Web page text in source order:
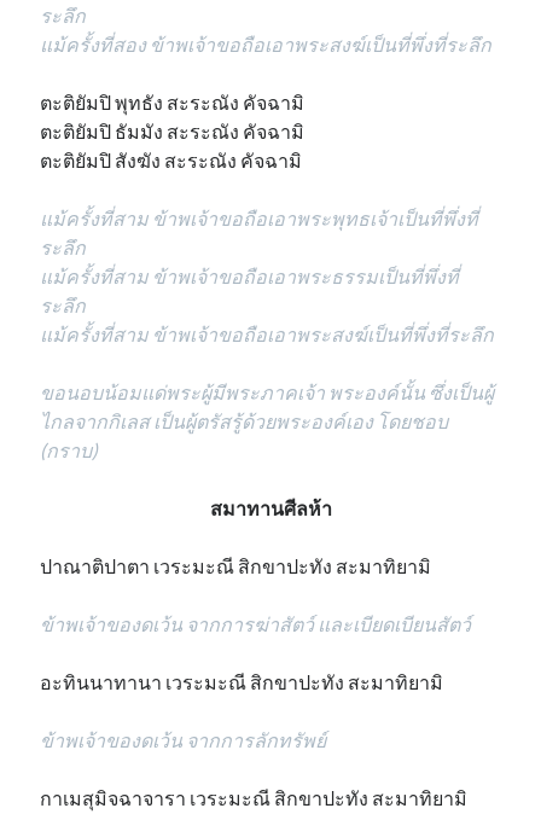
ระลึก
แม้ครั้งที่สอง ข้าพเจ้าขอถือเอาพระสงฆ์เป็นที่พึ่งที่ระลึก
ตะติยัมปิ พุทธัง สะระณัง คัจฉามิ
ตะติยัมปิ ธัมมัง สะระณัง คัจฉามิ
ตะติยัมปิ สังฆัง สะระณัง คัจฉามิ
แม้ครั้งที่สาม ข้าพเจ้าขอถือเอาพระพุทธเจ้าเป็นที่พึ่งที่
ระลึก
แม้ครั้งที่สาม ข้าพเจ้าขอถือเอาพระธรรมเป็นที่พึ่งที่
ระลึก
แม้ครั้งที่สาม ข้าพเจ้าขอถือเอาพระสงฆ์เป็นที่พึ่งที่ระลึก
ขอนอบน้อมแด่พระผู้มีพระภาคเจ้า พระองค์นั้น ซึ่งเป็นผู้
ไกลจากกิเลส เป็นผู้ตรัสรู้ด้วยพระองค์เอง โดยชอบ
(กราบ)
สมาทานศีลห้า
ปาณาติปาตา เวระมะณี สิกขาปะทัง สะมาทิยามิ
ข้าพเจ้าของดเว้น จากการฆ่าสัตว์ และเบียดเบียนสัตว์
อะทินนาทานา เวระมะณี สิกขาปะทัง สะมาทิยามิ
ข้าพเจ้าของดเว้น จากการลักทรัพย์
กาเมสุมิจฉาจารา เวระมะณี สิกขาปะทัง สะมาทิยามิ